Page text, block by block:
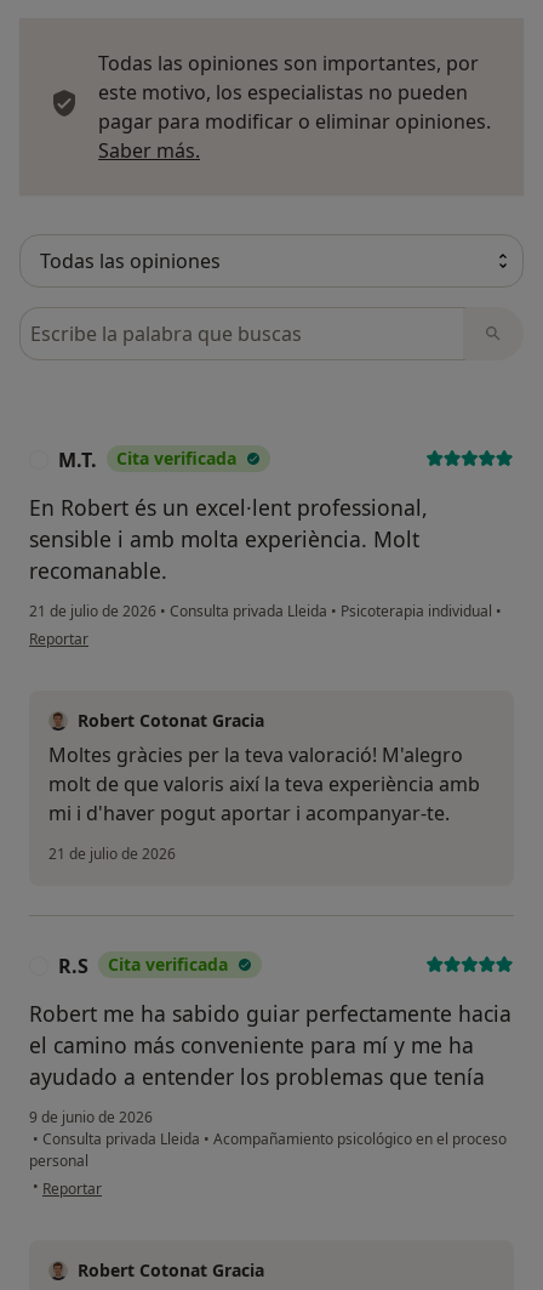
Todas las opiniones son importantes, por
este motivo, los especialistas no pueden
pagar para modificar o eliminar opiniones.
Saber más.
Busca en opiniones
M.T. Cita verificada
En Robert és un excel·lent professional,
sensible i amb molta experiència. Molt
recomanable.
21 de julio de 2026 • Consulta privada Lleida • Psicoterapia individual •
en opinión del usuario M.T.
Reportar
Robert Cotonat Gracia
Moltes gràcies per la teva valoració! M'alegro
molt de que valoris així la teva experiència amb
mi i d'haver pogut aportar i acompanyar-te.
21 de julio de 2026
R.S Cita verificada
Robert me ha sabido guiar perfectamente hacia
el camino más conveniente para mí y me ha
ayudado a entender los problemas que tenía
9 de junio de 2026
• Consulta privada Lleida • Acompañamiento psicológico en el proceso
personal
• en opinión del usuario R.S
Reportar
Robert Cotonat Gracia